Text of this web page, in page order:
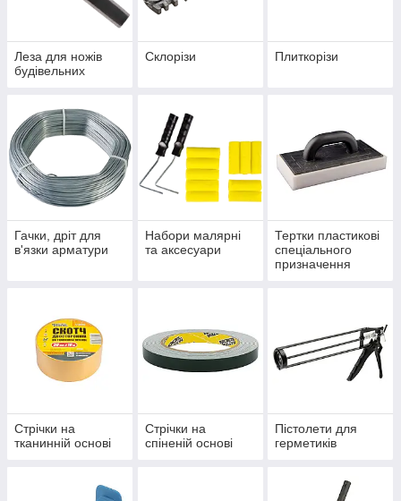
Леза для ножів
будівельних
Склорізи Плиткорізи
Гачки, дріт для
в'язки арматури
Набори малярні
та аксесуари
Тертки пластикові
спеціального
призначення
Стрічки на
тканинній основі
Стрічки на
спіненій основі
Пістолети для
герметиків